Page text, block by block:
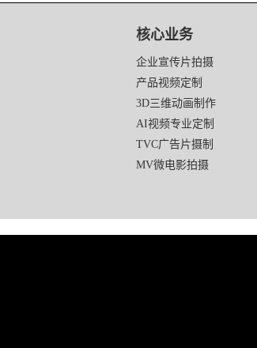
核心业务
企业宣传片拍摄
产品视频定制
3D三维动画制作
AI视频专业定制
TVC广告片摄制
MV微电影拍摄